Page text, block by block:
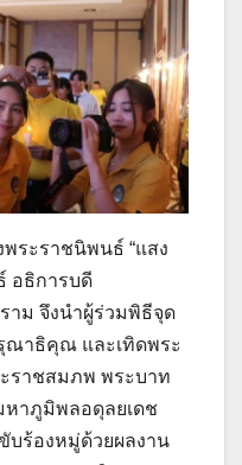
พระราชนิพนธ์ “แสง
อธิการบดี
าม จึงนำผู้ร่วมพิธีจุด
ณาธิคุณ และเทิดพระ
ราชสมภพ พระบาท
หาภูมิพลอดุลยเดช
บร้องหมู่ด้วยผลงาน